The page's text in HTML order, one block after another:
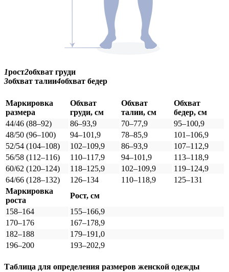
1рост2обхват груди
3обхват талии4обхват бедер
Маркировка
размера
Обхват
груди, см
Обхват
талии, см
Обхват
бедер, см
44/46 (88–92)
86–93,9 70–77,9
95–100,9
48/50 (96–100)
94–101,9 78–85,9
101–106,9
52/54 (104–108)
102–109,9 86–93,9
107–112,9
56/58 (112–116)
110–117,9 94–101,9
113–118,9
60/62 (120–124)
118–125,9 102–109,9
119–124,9
64/66 (128–132)
126–134 110–118,9
125–131
Маркировка
роста
Рост, см
158–164
155–166,9
170–176
167–178,9
182–188
179–191,0
196–200
193–202,9
Таблица для определения размеров женской одежды